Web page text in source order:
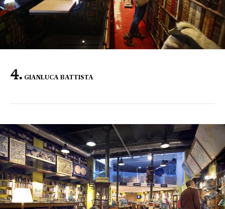
GIANLUCA BATTISTA